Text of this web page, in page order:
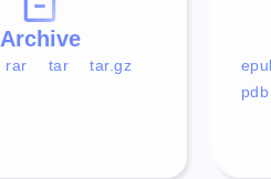
pdb
Archive
rar tar
tar.gz